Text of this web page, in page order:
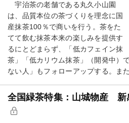
宇治茶の老舗である丸久小山園
は、品質本位の茶づくりを理念に国
産抹茶100％で商いを行う。茶をた
てて飲む抹茶本来の楽しみを提供す
るにとどまらず、「低カフェイン抹
茶」「低カリウム抹茶」（開発中）
ない人」もフォローアップする。ま
全国緑茶特集：山城物産 新